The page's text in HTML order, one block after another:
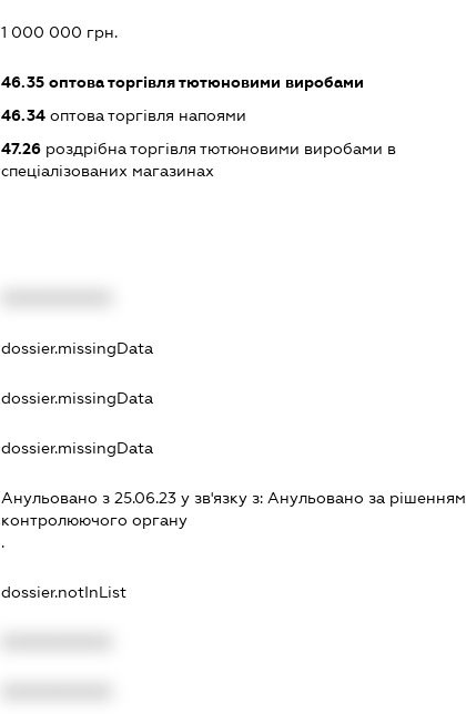
1 000 000 грн.
46.35оптова торгівля тютюновими виробами
46.34оптова торгівля напоями
47.26роздрібна торгівля тютюновими виробами в
спеціалізованих магазинах
dossier.missingData
dossier.missingData
dossier.missingData
Анульовано з 25.06.23 у зв'язку з: Анульовано за рiшенням
контролюючого органу
.
dossier.notInList